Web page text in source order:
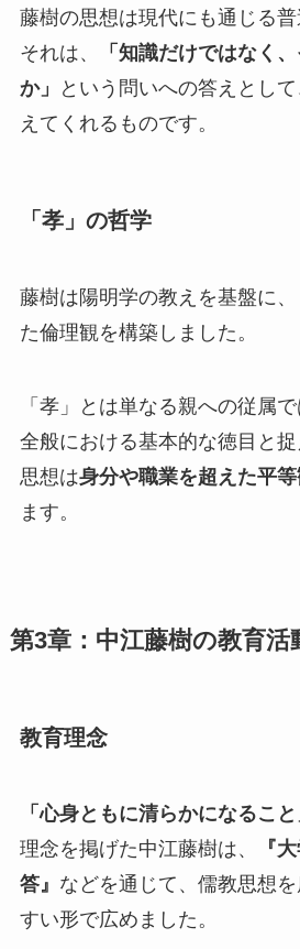
藤樹の思想は現代にも通じる普
それは、
「知識だけではなく
か」
という問いへの答えとし
えてくれるものです。
「孝」の哲学
藤樹は陽明学の教えを基盤に、
た倫理観を構築しました。
「孝」とは単なる親への従属
全般における基本的な徳目と
思想は身分や職業を超えた平
ます。
第3章：中江藤樹の教育活
教育理念
「心身ともに清らかになること
理念を掲げた中江藤樹は、
『
答』 などを通じて、儒教思想
すい形で広めました。